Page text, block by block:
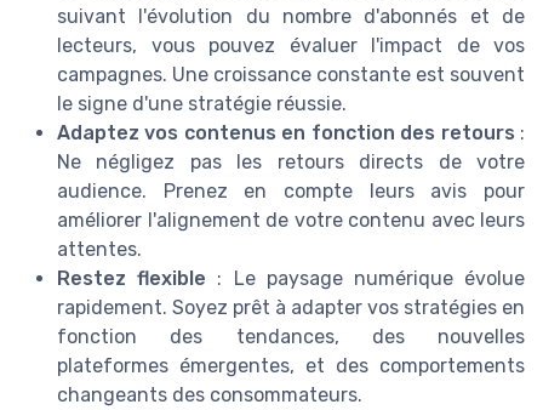
suivant l'évolution du nombre d'abonnés et de
lecteurs, vous pouvez évaluer l'impact de vos
campagnes. Une croissance constante est souvent
le signe d'une stratégie réussie.
Adaptez vos contenus en fonction des retours :
Ne négligez pas les retours directs de votre
audience. Prenez en compte leurs avis pour
améliorer l'alignement de votre contenu avec leurs
attentes.
Restez flexible : Le paysage numérique évolue
rapidement. Soyez prêt à adapter vos stratégies en
fonction des tendances, des nouvelles
plateformes émergentes, et des comportements
changeants des consommateurs.